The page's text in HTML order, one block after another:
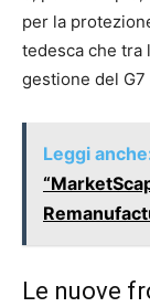
per la
tedesca che tra
gestione del G7
Leggi
Le nuove